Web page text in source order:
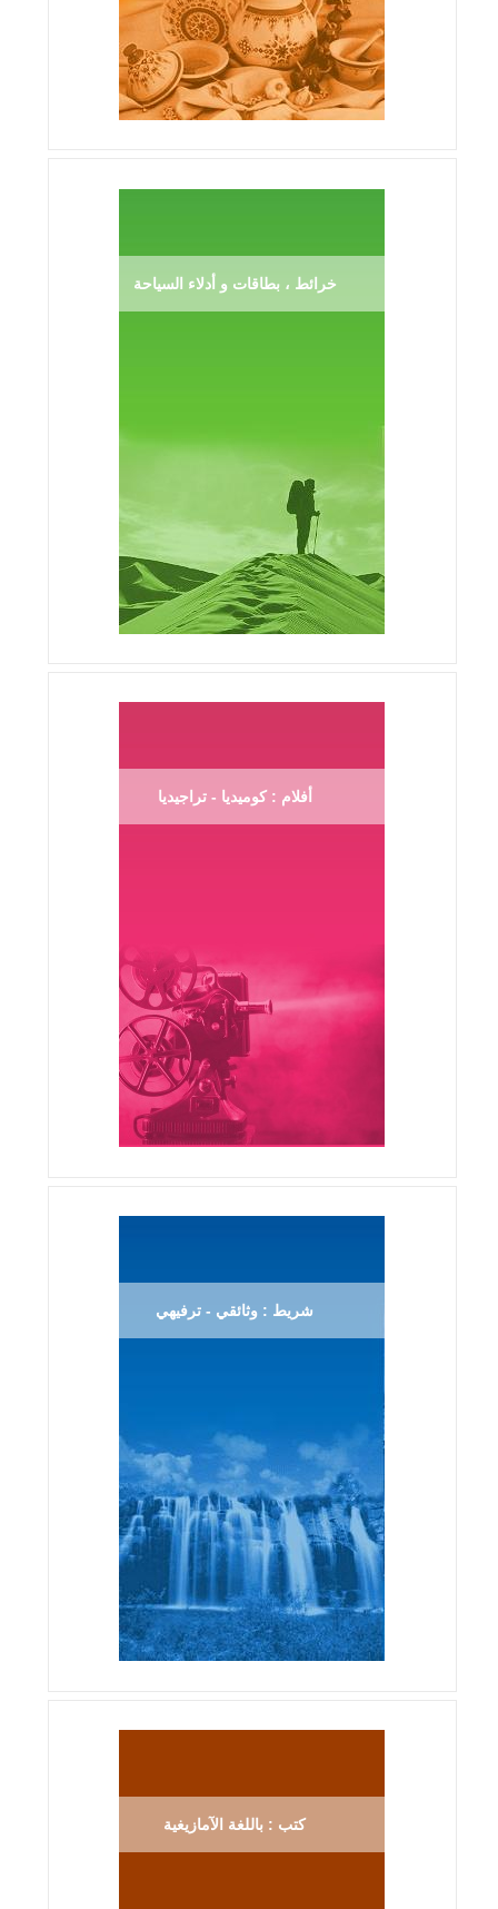
خرائط ، بطاقات و أدلاء السياحة
أفلام : كوميديا - تراجيديا
شريط : وثائقي - ترفيهي
كتب : باللغة الآمازيغية